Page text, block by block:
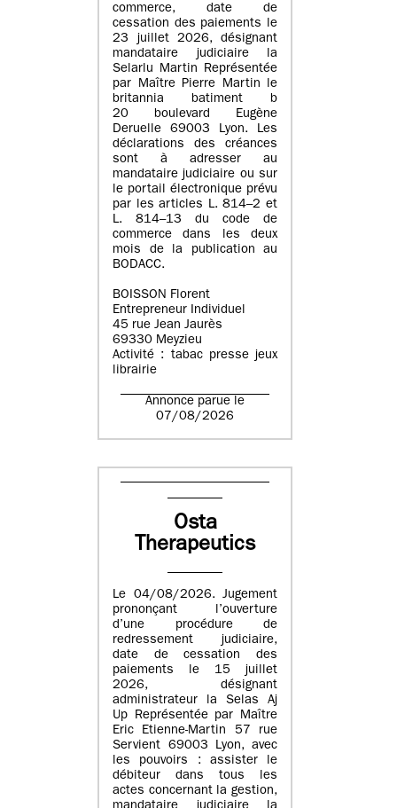
commerce, date de
cessation des paiements le
23 juillet 2026, désignant
mandataire judiciaire la
Selarlu Martin Représentée
par Maître Pierre Martin le
britannia batiment b
20 boulevard Eugène
Deruelle 69003 Lyon. Les
déclarations des créances
sont à adresser au
mandataire judiciaire ou sur
le portail électronique prévu
par les articles L. 814–2 et
L. 814–13 du code de
commerce dans les deux
mois de la publication au
BODACC.
BOISSON Florent
Entrepreneur Individuel
45 rue Jean Jaurès
69330 Meyzieu
Activité : tabac presse jeux
librairie
Annonce parue le
07/08/2026
Osta
Therapeutics
Le 04/08/2026. Jugement
prononçant l’ouverture
d’une procédure de
redressement judiciaire,
date de cessation des
paiements le 15 juillet
2026, désignant
administrateur la Selas Aj
Up Représentée par Maître
Eric Etienne-Martin 57 rue
Servient 69003 Lyon, avec
les pouvoirs : assister le
débiteur dans tous les
actes concernant la gestion,